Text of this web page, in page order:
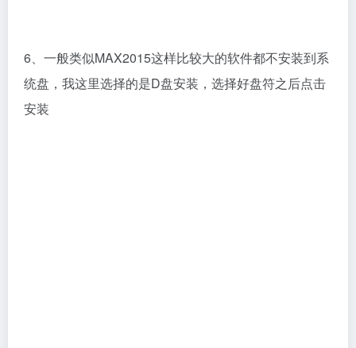
6、一般类似MAX2015这样比较大的软件都不安装到系
统盘，我这里选择的是D盘安装，选择好盘符之后点击
安装